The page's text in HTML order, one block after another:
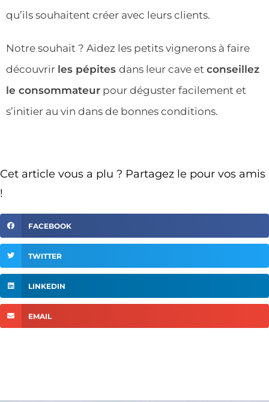
qu’ils souhaitent créer avec leurs clients.
Notre souhait ? Aidez les petits vignerons à faire
découvrir les pépites dans leur cave et conseillez
le consommateur pour déguster facilement et
s’initier au vin dans de bonnes conditions.
Cet article vous a plu ? Partagez le pour vos amis
!
FACEBOOK
TWITTER
LINKEDIN
EMAIL